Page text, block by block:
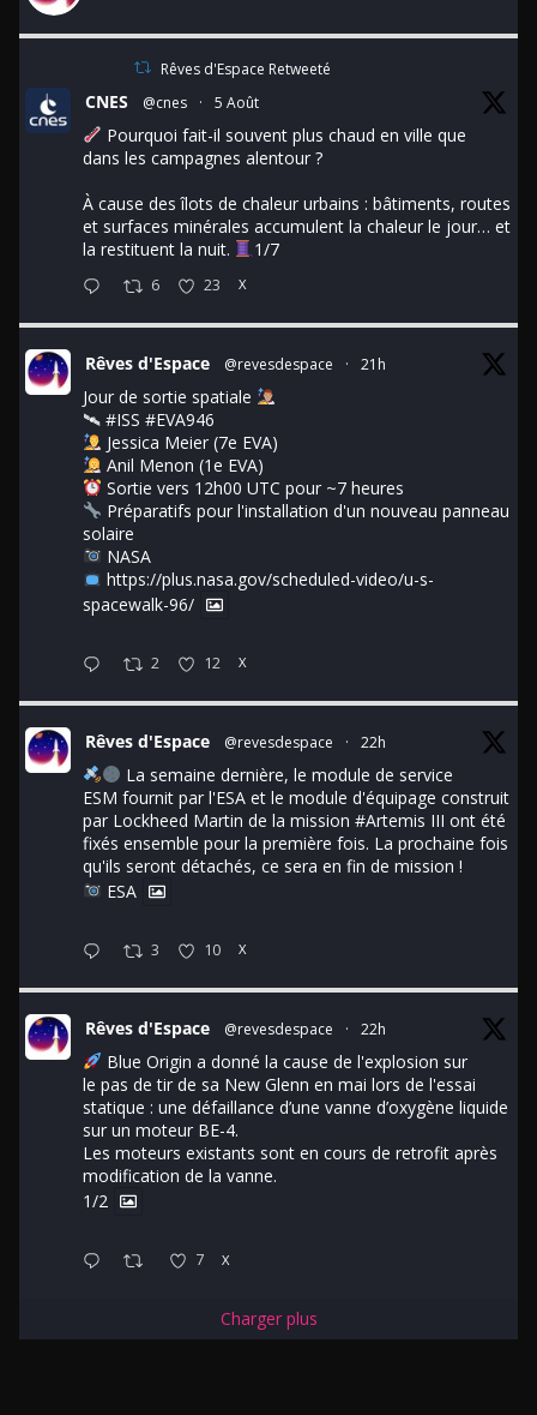
Rêves d'Espace Retweeté
CNES @cnes · 5 Août
Pourquoi fait-il souvent plus chaud en ville que
dans les campagnes alentour ?
À cause des îlots de chaleur urbains : bâtiments, routes
et surfaces minérales accumulent la chaleur le jour… et
la restituent la nuit.
1/7
6 23 X
Rêves d'Espace @revesdespace · 21h
Jour de sortie spatiale
🛰 #ISS #EVA946
Jessica Meier (7e EVA)
Anil Menon (1e EVA)
Sortie vers 12h00 UTC pour ~7 heures
Préparatifs pour l'installation d'un nouveau panneau
solaire
NASA
https://plus.nasa.gov/scheduled-video/u-s-
spacewalk-96/
2 12 X
Rêves d'Espace @revesdespace · 22h
La semaine dernière, le module de service
ESM fournit par l'ESA et le module d'équipage construit
par Lockheed Martin de la mission #Artemis III ont été
fixés ensemble pour la première fois. La prochaine fois
qu'ils seront détachés, ce sera en fin de mission !
ESA
3 10 X
Rêves d'Espace @revesdespace · 22h
Blue Origin a donné la cause de l'explosion sur
le pas de tir de sa New Glenn en mai lors de l'essai
statique : une défaillance d’une vanne d’oxygène liquide
sur un moteur BE-4.
Les moteurs existants sont en cours de retrofit après
modification de la vanne.
1/2
7 X
Charger plus